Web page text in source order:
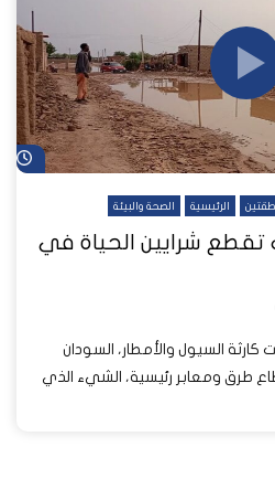
الرئيسية الصحة والبيئة
تقطع شرايين الحياة في
أغسطس 2024 حولت كارثة السيول والأمطار، السودان
طرق ومعابر رئيسية، الشيء الذي